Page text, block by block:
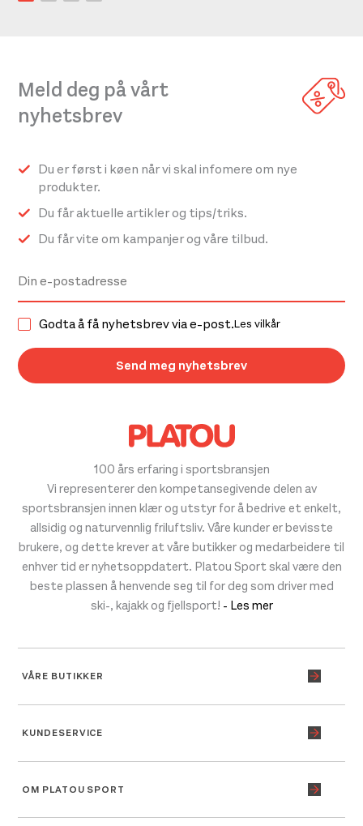
100 års erfaring i sportsbransjen
Vi representerer den kompetansegivende delen av
sportsbransjen innen klær og utstyr for å bedrive et enkelt,
allsidig og naturvennlig friluftsliv. Våre kunder er bevisste
brukere, og dette krever at våre butikker og medarbeidere til
enhver tid er nyhetsoppdatert. Platou Sport skal være den
beste plassen å henvende seg til for deg som driver med
ski-, kajakk og fjellsport! - Les mer
VÅRE BUTIKKER
KUNDESERVICE
OM PLATOU SPORT
Meld deg på vårt
nyhetsbrev
Du er først i køen når vi skal infomere om nye
produkter.
Du får aktuelle artikler og tips/triks.
Du får vite om kampanjer og våre tilbud.
Godta å få nyhetsbrev via e-post.Les vilkår